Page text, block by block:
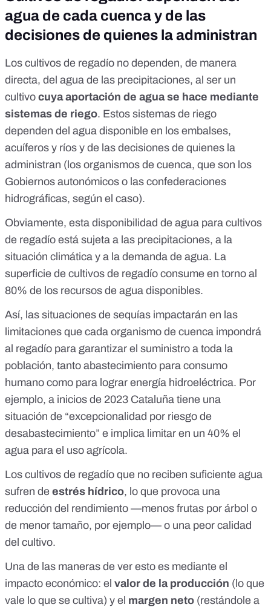
agua de cada cuenca y de las
decisiones de quienes la administran
Los cultivos de regadío no dependen, de manera
directa, del agua de las precipitaciones, al ser un
cultivo cuya aportación de agua se hace mediante
sistemas de riego. Estos sistemas de riego
dependen del agua disponible en los embalses,
acuíferos y ríos y de las decisiones de quienes la
administran (los organismos de cuenca, que son los
Gobiernos autonómicos o las confederaciones
hidrográficas, según el caso).
Obviamente, esta disponibilidad de agua para cultivos
de regadío está sujeta a las precipitaciones, a la
situación climática y a la demanda de agua. La
superficie de cultivos de regadío consume en torno al
80% de los recursos de agua disponibles.
Así, las situaciones de sequías impactarán en las
limitaciones que cada organismo de cuenca impondrá
al regadío para garantizar el suministro a toda la
población, tanto abastecimiento para consumo
humano como para lograr energía hidroeléctrica. Por
ejemplo, a inicios de 2023 Cataluña tiene una
situación de “excepcionalidad por riesgo de
desabastecimiento” e implica limitar en un 40% el
agua para el uso agrícola.
Los cultivos de regadío que no reciben suficiente agua
sufren de estrés hídrico, lo que provoca una
reducción del rendimiento —menos frutas por árbol o
de menor tamaño, por ejemplo— o una peor calidad
del cultivo.
Una de las maneras de ver esto es mediante el
impacto económico: el valor de la producción (lo que
vale lo que se cultiva) y el margen neto (restándole a